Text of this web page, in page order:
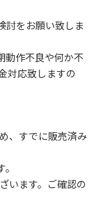
討をお願い致しま
動作不良や何か不
対応致しますの
、すでに販売済み
います。ご確認の